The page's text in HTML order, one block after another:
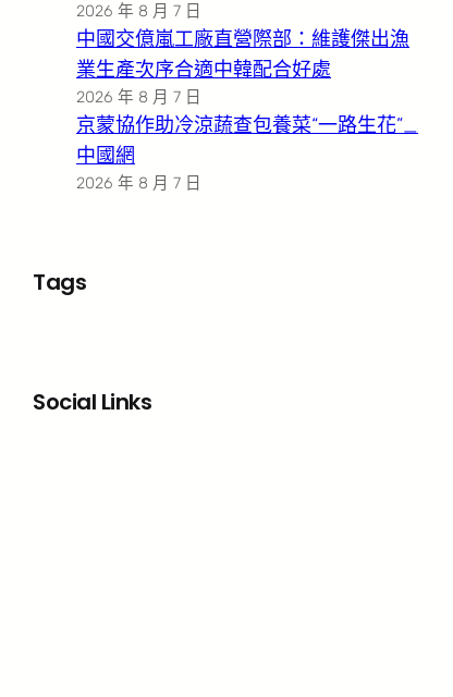
2026 年 8 月 7 日
中國交億嵐工廠直營際部：維護傑出漁
業生產次序合適中韓配合好處
2026 年 8 月 7 日
京蒙協作助冷涼蔬查包養菜“一路生花”_
中國網
2026 年 8 月 7 日
Tags
Social Links